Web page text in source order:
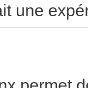
une